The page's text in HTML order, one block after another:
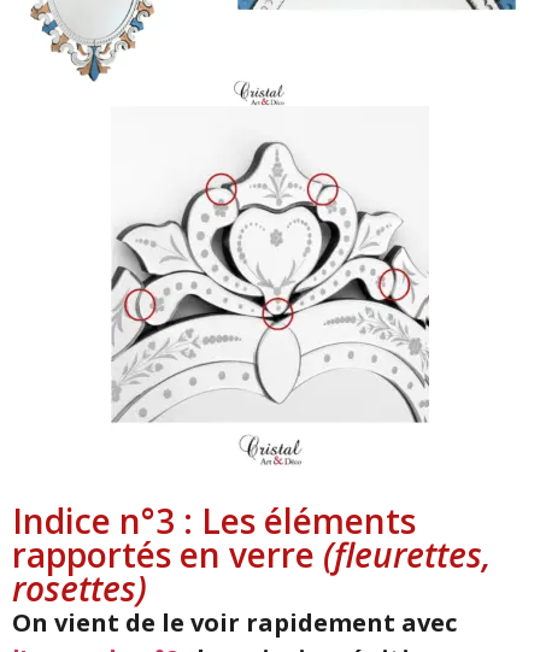
Indice n°3 : Les éléments
rapportés en verre (fleurettes,
rosettes)
On vient de le voir rapidement avec